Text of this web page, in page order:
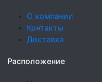
О компании
Контакты
Доставка
Расположение